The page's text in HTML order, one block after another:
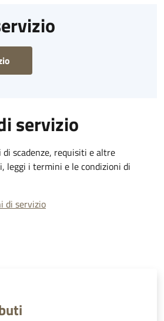
servizio
scadenze, requisiti e altre
leggi i termini e le condizioni di
di servizio